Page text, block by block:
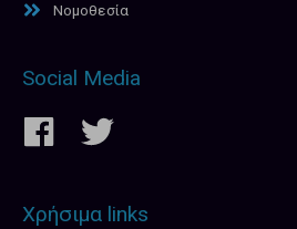
Νομοθεσία
Social Media
Χρήσιμα links